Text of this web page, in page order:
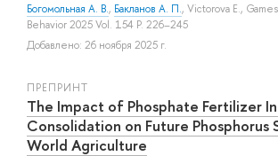
Богомольная А. В., Бакланов А. П., Victorova E.,
Behavior 2025 Vol. 154 P. 226–245
Добавлено: 26 ноября 2025 г.
ПРЕПРИНТ
The Impact of Phosphate Fertilizer
Consolidation on Future Phosphorus
World Agriculture